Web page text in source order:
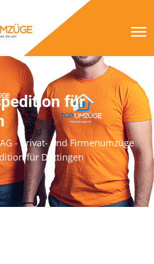
für
- Privat- und Firmenumzüge
für Döttingen